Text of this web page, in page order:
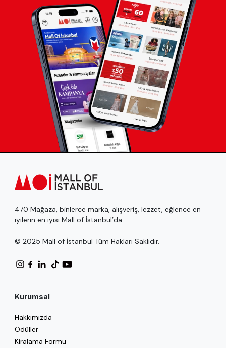
470 Mağaza, binlerce marka, alışveriş, lezzet, eğlence en
iyilerin en iyisi Mall of İstanbul’da.
© 2025 Mall of İstanbul Tüm Hakları Saklıdır.
Kurumsal
Hakkımızda
Ödüller
Kiralama Formu